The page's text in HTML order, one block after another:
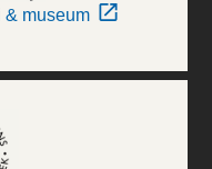
& museum